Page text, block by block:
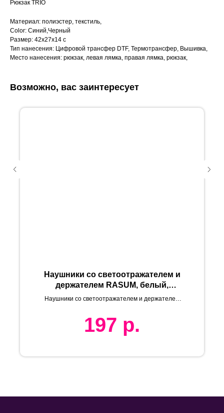
Рюкзак TRIO
Материал: полиэстер, текстиль,
Color: Синий,Черный
Размер: 42х27х14 с
Тип нанесения: Цифровой трансфер DTF, Термотрансфер, Вышивка,
Место нанесения: рюкзак, левая лямка, правая лямка, рюкзак,
Возможно, вас заинтересует
Наушники со светоотражателем и
держателем RASUM, белый,
2х8,6х2,6 см, пластик
Наушники со светоотражателем и держателем
197 р.